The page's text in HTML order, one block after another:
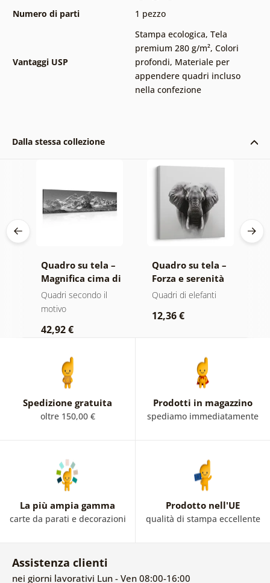
Numero di parti
1 pezzo
Vantaggi USP
Stampa ecologica, Tela
premium 280 g/m², Colori
profondi, Materiale per
appendere quadri incluso
nella confezione
Dalla stessa collezione
Quadro su tela –
Magnifica cima di
montagna in
bianco e nero
Quadri secondo il
motivo
42,92 €
Quadro su tela –
Forza e serenità
dell'elefante
Quadri di elefanti
12,36 €
Spedizione gratuita
oltre 150,00 €
Prodotti in magazzino
spediamo immediatamente
La più ampia gamma
carte da parati e decorazioni
Prodotto nell'UE
qualità di stampa eccellente
Assistenza clienti
nei giorni lavorativi Lun - Ven 08:00-16:00